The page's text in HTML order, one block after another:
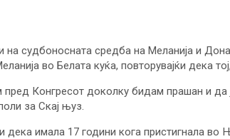
на судбоносната средба на Меланија и
во Белата куќа, повторувајќи дека
Конгресот доколку бидам прашан и да
за Скај њуз.
дека имала 17 години кога пристигнала